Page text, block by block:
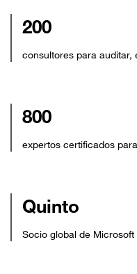
200
consultores para auditar,
800
expertos certificados
Quinto
Socio global de